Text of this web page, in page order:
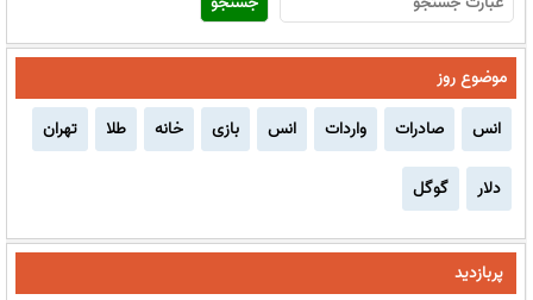
موضوع روز
انس
صادرات واردات انس بازی خانه طلا تهران
دلار گوگل
پربازدید